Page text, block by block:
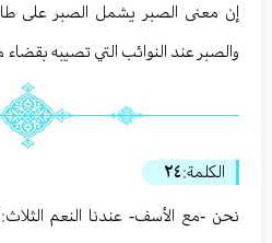
إن معنى الصبر يشمل الصبر على
والصبر عند النوائب التي تصيبه بقضاء
الكلمة:٢٤
نحن -مع الأسف- عندنا النعم الثلاث: